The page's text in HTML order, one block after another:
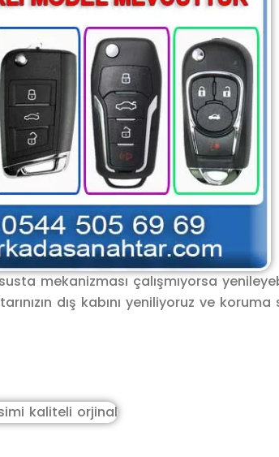
mekanizması çalışmıyorsa
dış kabını yeniliyoruz ve